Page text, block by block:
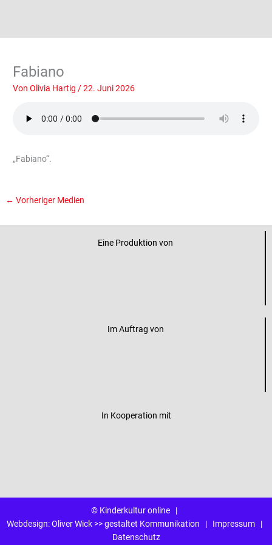
Fabiano
VonOlivia Hartig/22. Juni 2026
„Fabiano“.
← Vorheriger Medien
Eine Produktion von
Im Auftrag von
In Kooperation mit
© Kinderkultur online |
Webdesign:Oliver Wick >> gestaltet Kommunikation | Impressum|
Datenschutz